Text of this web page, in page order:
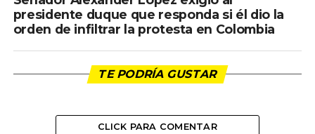
presidente duque que responda si él dio la
orden de infiltrar la protesta en Colombia
TE PODRÍA GUSTAR
CLICK PARA COMENTAR